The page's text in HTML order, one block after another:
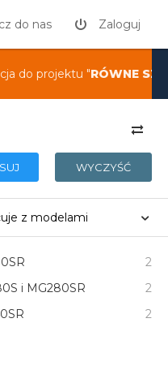
do nas Zaloguj
do projektu "RÓWNE
WYCZYŚĆ
z modelami
2
i MG280SR
2
2